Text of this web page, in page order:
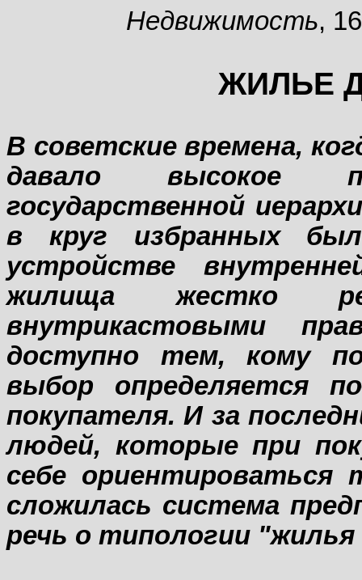
Недвижимость,
ЖИЛЬЕ
В советские времена,
давало высокое
государственной
в круг избранных
устройстве
жилища жестко
внутрикастовыми
доступно тем, кому
выбор определяется
покупателя. И за
людей, которые при
себе ориентироваться
сложилась система
речь о типологии